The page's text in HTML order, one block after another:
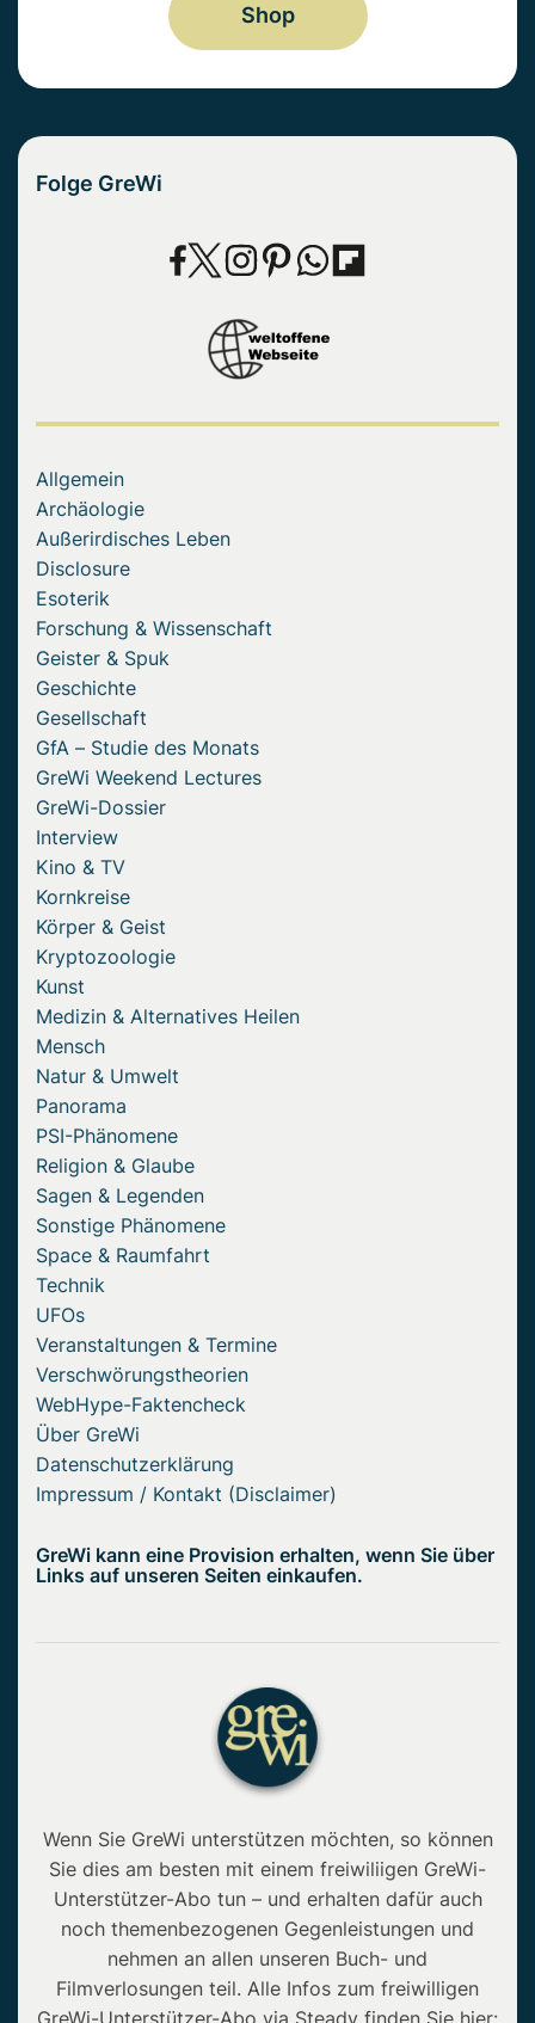
Shop
Folge GreWi
Allgemein
Archäologie
Außerirdisches Leben
Disclosure
Esoterik
Forschung & Wissenschaft
Geister & Spuk
Geschichte
Gesellschaft
GfA – Studie des Monats
GreWi Weekend Lectures
GreWi-Dossier
Interview
Kino & TV
Kornkreise
Körper & Geist
Kryptozoologie
Kunst
Medizin & Alternatives Heilen
Mensch
Natur & Umwelt
Panorama
PSI-Phänomene
Religion & Glaube
Sagen & Legenden
Sonstige Phänomene
Space & Raumfahrt
Technik
UFOs
Veranstaltungen & Termine
Verschwörungstheorien
WebHype-Faktencheck
Über GreWi
Datenschutzerklärung
Impressum / Kontakt (Disclaimer)
GreWi kann eine Provision erhalten, wenn Sie über
Links auf unseren Seiten einkaufen.
Wenn Sie GreWi unterstützen möchten, so können
Sie dies am besten mit einem freiwiliigen GreWi-
Unterstützer-Abo tun – und erhalten dafür auch
noch themenbezogenen Gegenleistungen und
nehmen an allen unseren Buch- und
Filmverlosungen teil. Alle Infos zum freiwilligen
GreWi-Unterstützer-Abo via Steady finden Sie hier: